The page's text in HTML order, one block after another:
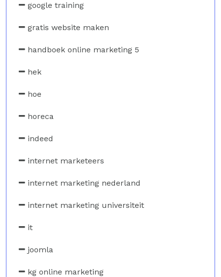
google training
gratis website maken
handboek online marketing 5
hek
hoe
horeca
indeed
internet marketeers
internet marketing nederland
internet marketing universiteit
it
joomla
kg online marketing